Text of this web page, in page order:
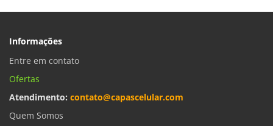
Informações
Entre em contato
Ofertas
Atendimento: contato@capascelular.com
Quem Somos